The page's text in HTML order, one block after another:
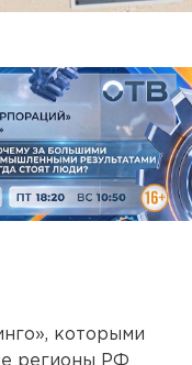
которыми
регионы РФ